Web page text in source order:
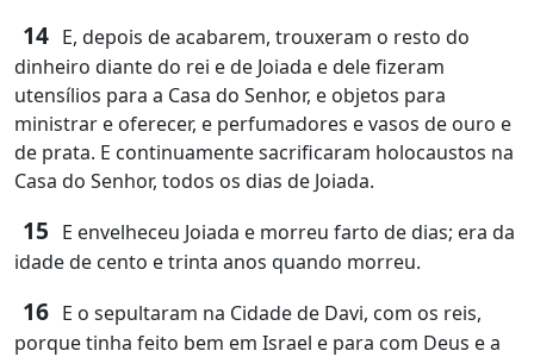
14 E, depois de acabarem, trouxeram o resto do
dinheiro diante do rei e de Joiada e dele fizeram
utensílios para a Casa do Senhor, e objetos para
ministrar e oferecer, e perfumadores e vasos de ouro e
de prata. E continuamente sacrificaram holocaustos na
Casa do Senhor, todos os dias de Joiada.
15 E envelheceu Joiada e morreu farto de dias; era da
idade de cento e trinta anos quando morreu.
16 E o sepultaram na Cidade de Davi, com os reis,
porque tinha feito bem em Israel e para com Deus e a